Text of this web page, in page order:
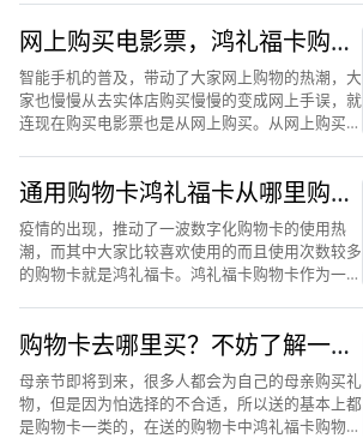
网上购买电影票，鸿礼福卡购物
卡更靠谱
智能手机的普及，带动了大家网上购物的热潮，大
家也慢慢从去实体店购买慢慢的变成网上手误，就
连现在购买电影票也是从网上购买。从网上购买电
上一些购物卡是支持网...
通用购物卡鸿礼福卡从哪里购
买？如何操作使用
疫情的出现，推动了一波数字化购物卡的使用热
潮，而其中大家比较喜欢使用的而且使用次数较多
的购物卡就是鸿礼福卡。鸿礼福卡购物卡作为一款
现了“线上+线下”的双...
购物卡去哪里买？不妨了解一下
鸿礼福卡购物卡
母亲节即将到来，很多人都会为自己的母亲购买礼
物，但是因为怕选择的不合适，所以送的基本上都
是购物卡一类的，在送的购物卡中鸿礼福卡购物卡